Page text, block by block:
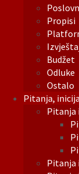
Propisi
Budžet
Odluke
Ostalo
Pitanja,
Pitanja
Pitanja